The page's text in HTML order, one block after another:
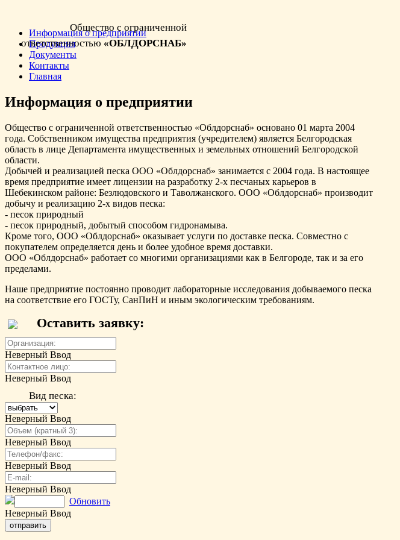
Общество с ограниченной
ответственностью «ОБЛДОРСНАБ»
Информация о предприятии
Продукция
Документы
Контакты
Главная
Информация о предприятии
Общество с ограниченной ответственностью «Облдорснаб» основано 01 марта 2004
года. Собственником имущества предприятия (учредителем) является Белгородская
область в лице Департамента имущественных и земельных отношений Белгородской
области.
Добычей и реализацией песка ООО «Облдорснаб» занимается с 2004 года. В настоящее
время предприятие имеет лицензии на разработку 2-х песчаных карьеров в
Шебекинском районе: Безлюдовского и Таволжанского. ООО «Облдорснаб» производит
добычу и реализацию 2-х видов песка:
- песок природный
- песок природный, добытый способом гидронамыва.
Кроме того, ООО «Облдорснаб» оказывает услуги по доставке песка. Совместно с
покупателем определяется день и более удобное время доставки.
ООО «Облдорснаб» работает со многими организациями как в Белгороде, так и за его
пределами.
Наше предприятие постоянно проводит лабораторные исследования добываемого песка
на соответствие его ГОСТу, СанПиН и иным экологическим требованиям.
Оставить заявку:
Неверный Ввод
Неверный Ввод
Вид песка:
Неверный Ввод
Неверный Ввод
Неверный Ввод
Неверный Ввод
Обновить
Неверный Ввод